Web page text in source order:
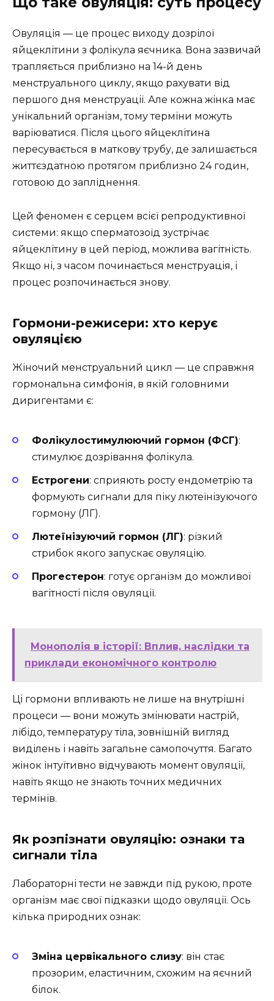
Овуляція — це процес виходу дозрілої
яйцеклітини з фолікула яєчника. Вона зазвичай
трапляється приблизно на 14-й день
менструального циклу, якщо рахувати від
першого дня менструації. Але кожна жінка має
унікальний організм, тому терміни можуть
варіюватися. Після цього яйцеклітина
пересувається в маткову трубу, де залишається
життєздатною протягом приблизно 24 годин,
готовою до запліднення.
Цей феномен є серцем всієї репродуктивної
системи: якщо сперматозоїд зустрічає
яйцеклітину в цей період, можлива вагітність.
Якщо ні, з часом починається менструація, і
процес розпочинається знову.
Гормони-режисери: хто керує
овуляцією
Жіночий менструальний цикл — це справжня
гормональна симфонія, в якій головними
диригентами є:
Фолікулостимулюючий гормон (ФСГ):
стимулює дозрівання фолікула.
Естрогени: сприяють росту ендометрію та
формують сигнали для піку лютеїнізуючого
гормону (ЛГ).
Лютеїнізуючий гормон (ЛГ): різкий
стрибок якого запускає овуляцію.
Прогестерон: готує організм до можливої
вагітності після овуляції.
Монополія в історії: Вплив, наслідки та
приклади економічного контролю
Ці гормони впливають не лише на внутрішні
процеси — вони можуть змінювати настрій,
лібідо, температуру тіла, зовнішній вигляд
виділень і навіть загальне самопочуття. Багато
жінок інтуїтивно відчувають момент овуляції,
навіть якщо не знають точних медичних
термінів.
Як розпізнати овуляцію: ознаки та
сигнали тіла
Лабораторні тести не завжди під рукою, проте
організм має свої підказки щодо овуляції. Ось
кілька природних ознак:
Зміна цервікального слизу: він стає
прозорим, еластичним, схожим на яєчний
білок.